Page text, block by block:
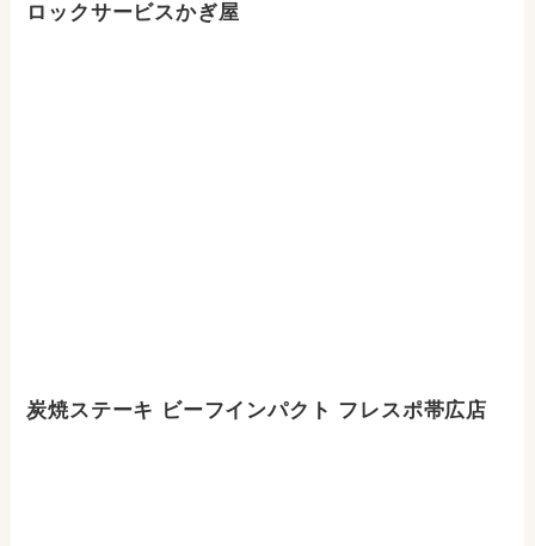
ロックサービスかぎ屋
炭焼ステーキ ビーフインパクト フレスポ帯広店